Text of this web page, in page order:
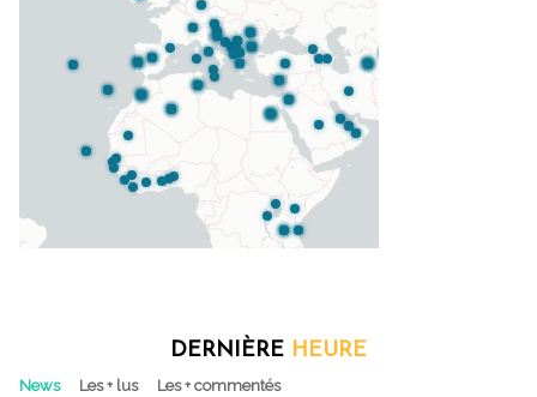
DERNIÈRE HEURE
News Les + lus Les + commentés